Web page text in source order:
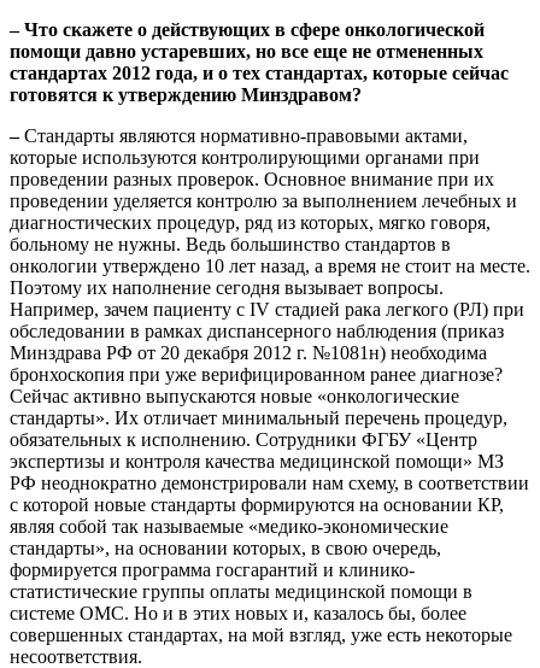
– Что скажете о действующих в сфере онкологической
помощи давно устаревших, но все еще не отмененных
стандартах 2012 года, и о тех стандартах, которые сейчас
готовятся к утверждению Минздравом?
–Стандарты являются нормативно-правовыми актами,
которые используются контролирующими органами при
проведении разных проверок. Основное внимание при их
проведении уделяется контролю за выполнением лечебных и
диагностических процедур, ряд из которых, мягко говоря,
больному не нужны. Ведь большинство стандартов в
онкологии утверждено 10 лет назад, а время не стоит на месте.
Поэтому их наполнение сегодня вызывает вопросы.
Например, зачем пациенту с IV стадией рака легкого (РЛ) при
обследовании в рамках диспансерного наблюдения (приказ
Минздрава РФ от 20 декабря 2012 г. №1081н) необходима
бронхоскопия при уже верифицированном ранее диагнозе?
Сейчас активно выпускаются новые «онкологические
стандарты». Их отличает минимальный перечень процедур,
обязательных к исполнению. Сотрудники ФГБУ «Центр
экспертизы и контроля качества медицинской помощи» МЗ
РФ неоднократно демонстрировали нам схему, в соответствии
с которой новые стандарты формируются на основании КР,
являя собой так называемые «медико-экономические
стандарты», на основании которых, в свою очередь,
формируется программа госгарантий и клинико-
статистические группы оплаты медицинской помощи в
системе ОМС. Но и в этих новых и, казалось бы, более
совершенных стандартах, на мой взгляд, уже есть некоторые
несоответствия.